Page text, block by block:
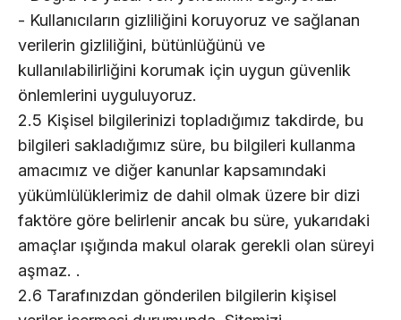
- Kullanıcıların gizliliğini koruyoruz ve sağlanan
verilerin gizliliğini, bütünlüğünü ve
kullanılabilirliğini korumak için uygun güvenlik
önlemlerini uyguluyoruz.
2.5 Kişisel bilgilerinizi topladığımız takdirde, bu
bilgileri sakladığımız süre, bu bilgileri kullanma
amacımız ve diğer kanunlar kapsamındaki
yükümlülüklerimiz de dahil olmak üzere bir dizi
faktöre göre belirlenir ancak bu süre, yukarıdaki
amaçlar ışığında makul olarak gerekli olan süreyi
aşmaz. .
2.6 Tarafınızdan gönderilen bilgilerin kişisel